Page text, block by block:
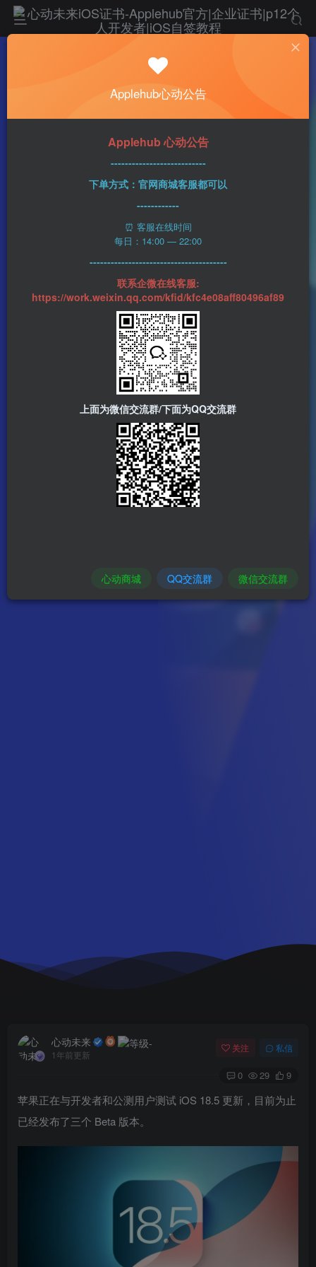
科技资讯
根据历史时间表参考 iOS 18.5 很可能在 5 月
中旬发布
2025-04-25 心动未来
心动未来
1年前更新
关注 私信
0 29 9
苹果正在与开发者和公测用户测试 iOS 18.5 更新，目前为止
已经发布了三个 Beta 版本。
Applehub心动公告
Applehub 心动公告
---------------------------
下单方式：官网商城客服都可以
------------
⏰ 客服在线时间
每日：14:00 — 22:00
---------------------------------------
联系企微在线客服:
https://work.weixin.qq.com/kfid/kfc4e08aff80496af89
上面为微信交流群/下面为QQ交流群
心动商城 QQ交流群 微信交流群